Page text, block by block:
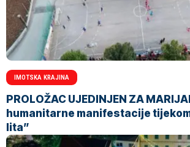
IMOTSKA KRAJINA
PROLOŽAC UJEDINJEN ZA
humanitarne manifestacije
lita”